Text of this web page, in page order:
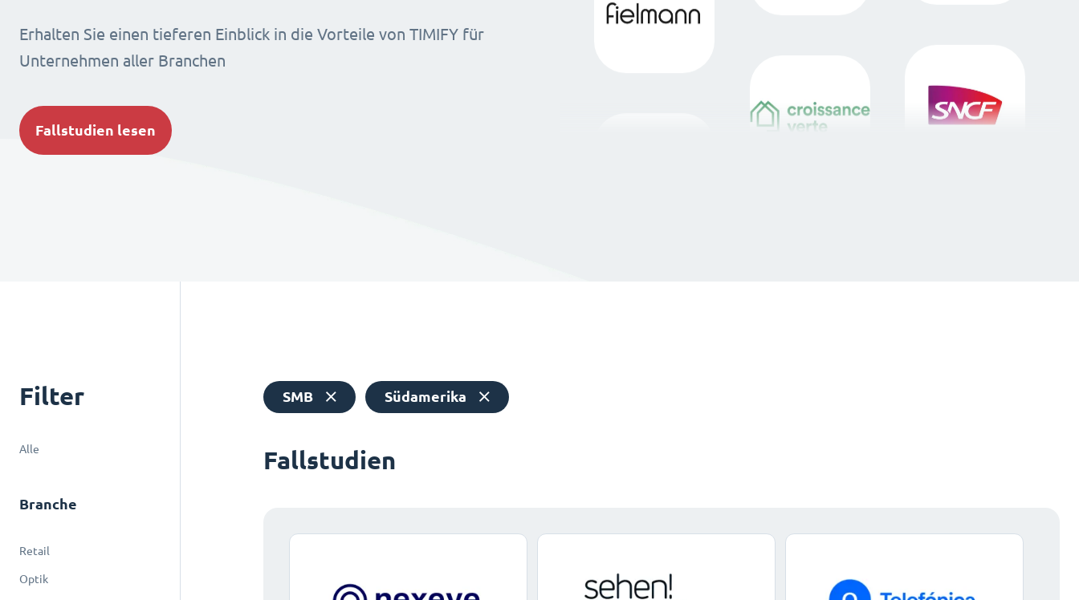
Erhalten Sie einen tieferen Einblick in die Vorteile von TIMIFY für
Unternehmen aller Branchen
Fallstudien lesen
Filter
Alle
Branche
Retail
Optik
SMB Südamerika
Fallstudien